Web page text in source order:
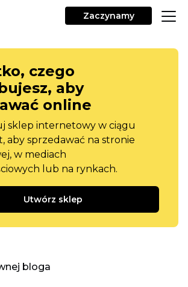
Zaczynamy
czego
aby
online
sklep internetowy w ciągu
aby sprzedawać na stronie
w mediach
lub na rynkach.
Utwórz sklep
bloga